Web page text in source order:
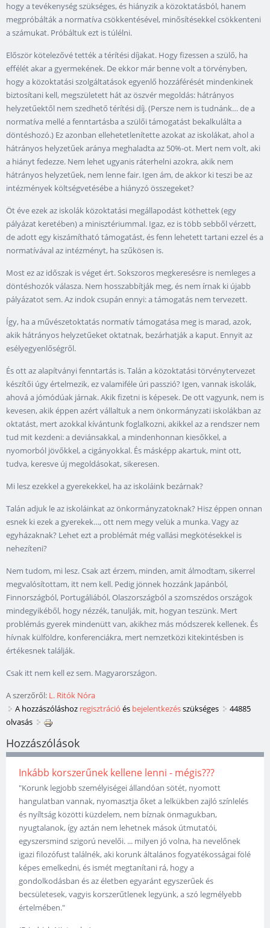
hogy a tevékenység szükséges, és hiányzik a közoktatásból, hanem
megpróbálták a normatíva csökkentésével, minősítésekkel csökkenteni
a számukat. Próbáltuk ezt is túlélni.
Először kötelezővé tették a térítési díjakat. Hogy fizessen a szülő, ha
effélét akar a gyermekének. De ekkor már benne volt a törvényben,
hogy a közoktatási szolgáltatások egyenlő hozzáférését mindenkinek
biztosítani kell, megszületett hát az öszvér megoldás: hátrányos
helyzetűektől nem szedhető térítési díj. (Persze nem is tudnánk… de a
normatíva mellé a fenntartásba a szülői támogatást bekalkulálta a
döntéshozó.) Ez azonban ellehetetlenítette azokat az iskolákat, ahol a
hátrányos helyzetűek aránya meghaladta az 50%-ot. Mert nem volt, aki
a hiányt fedezze. Nem lehet ugyanis ráterhelni azokra, akik nem
hátrányos helyzetűek, nem lenne fair. Igen ám, de akkor ki teszi be az
intézmények költségvetésébe a hiányzó összegeket?
Öt éve ezek az iskolák közoktatási megállapodást köthettek (egy
pályázat keretében) a minisztériummal. Igaz, ez is több sebből vérzett,
de adott egy kiszámítható támogatást, és fenn lehetett tartani ezzel és a
normatívával az intézményt, ha szűkösen is.
Most ez az időszak is véget ért. Sokszoros megkeresésre is nemleges a
döntéshozók válasza. Nem hosszabbítják meg, és nem írnak ki újabb
pályázatot sem. Az indok csupán ennyi: a támogatás nem tervezett.
Így, ha a művészetoktatás normatív támogatása meg is marad, azok,
akik hátrányos helyzetűeket oktatnak, bezárhatják a kaput. Ennyit az
esélyegyenlőségről.
És ott az alapítványi fenntartás is. Talán a közoktatási törvénytervezet
készítői úgy értelmezik, ez valamiféle úri passzió? Igen, vannak iskolák,
ahová a jómódúak járnak. Akik fizetni is képesek. De ott vagyunk, nem is
kevesen, akik éppen azért vállaltuk a nem önkormányzati iskolákban az
oktatást, mert azokkal kívántunk foglalkozni, akikkel az a rendszer nem
tud mit kezdeni: a deviánsakkal, a mindenhonnan kiesőkkel, a
nyomorból jövőkkel, a cigányokkal. És másképp akartuk, mint ott,
tudva, keresve új megoldásokat, sikeresen.
Mi lesz ezekkel a gyerekekkel, ha az iskoláink bezárnak?
Talán adjuk le az iskoláinkat az önkormányzatoknak? Hisz éppen onnan
esnek ki ezek a gyerekek…, ott nem megy velük a munka. Vagy az
egyházaknak? Lehet ezt a problémát még vallási megkötésekkel is
nehezíteni?
Nem tudom, mi lesz. Csak azt érzem, minden, amit álmodtam, sikerrel
megvalósítottam, itt nem kell. Pedig jönnek hozzánk Japánból,
Finnországból, Portugáliából, Olaszországból a szomszédos országok
mindegyikéből, hogy nézzék, tanulják, mit, hogyan teszünk. Mert
problémás gyerek mindenütt van, akikhez más módszerek kellenek. És
hívnak külföldre, konferenciákra, mert nemzetközi kitekintésben is
értékesnek találják.
Csak itt nem kell ez sem. Magyarországon.
A szerzőről: L. Ritók Nóra
A hozzászóláshoz regisztráció és bejelentkezésszükséges
44885
olvasás
Hozzászólások
Inkább korszerűnek kellene lenni - mégis???
"Korunk legjobb személyiségei állandóan sötét, nyomott
hangulatban vannak, nyomasztja őket a lelkükben zajló színlelés
és nyíltság közötti küzdelem, nem bíznak önmagukban,
nyugtalanok, így aztán nem lehetnek mások útmutatói,
egyszersmind szigorú nevelői. ... milyen jó volna, ha nevelőnek
igazi filozófust találnék, aki korunk általános fogyatékosságai fölé
képes emelkedni, és ismét megtanítani rá, hogy a
gondolkodásban és az életben egyaránt egyszerűek és
becsületesek, vagyis korszerűtlenek legyünk, a szó legmélyebb
értelmében."